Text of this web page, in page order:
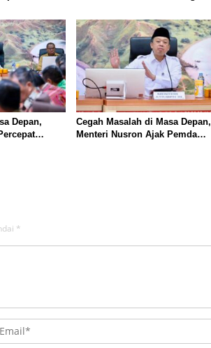
Tambang
Depan,
Cegah Masalah di Masa Depan,
Menteri Nusron Ajak Pemda
*